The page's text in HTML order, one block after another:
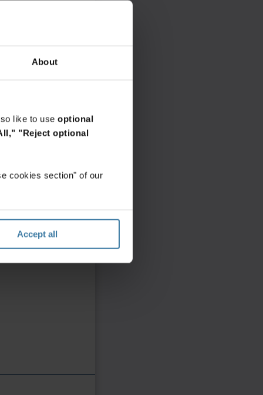
About
like to use optional
"Reject optional
cookies section" of our
Accept all